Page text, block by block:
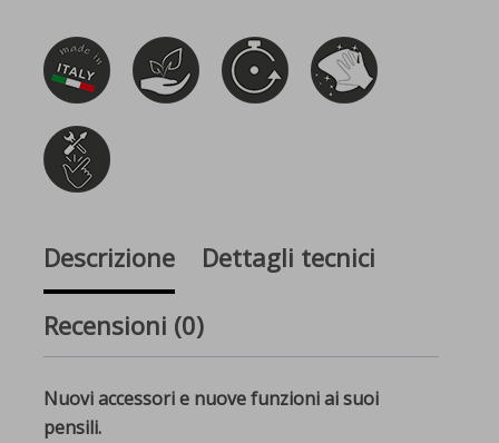
Descrizione Dettagli tecnici
Recensioni (0)
Nuovi accessori e nuove funzioni ai suoi
pensili.